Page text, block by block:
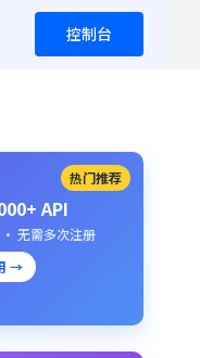
控制台
热门推荐
API
无需多次注册
→